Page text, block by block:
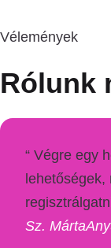
Vélemények
Rólunk
“ Végre egy
Sz. Márta